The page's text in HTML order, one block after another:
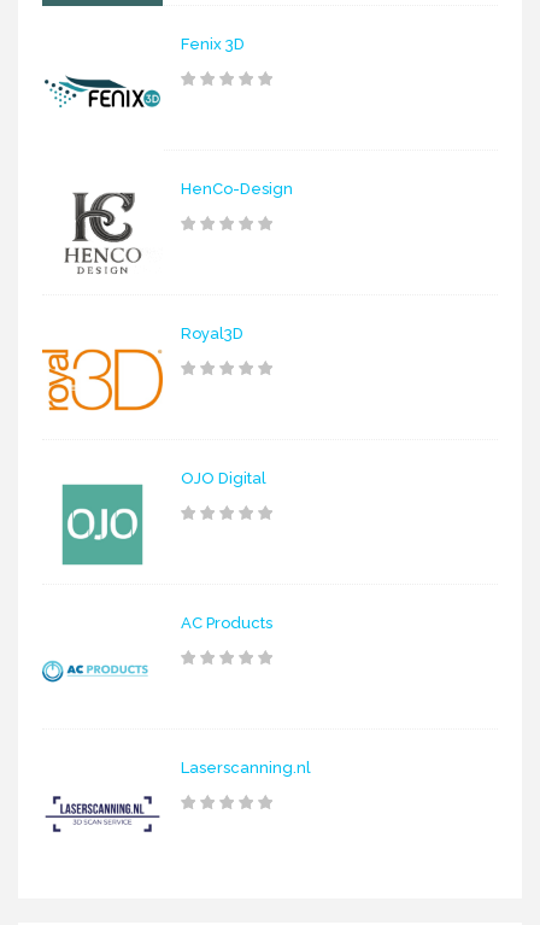
Fenix 3D
HenCo-Design
Royal3D
OJO Digital
AC Products
Laserscanning.nl